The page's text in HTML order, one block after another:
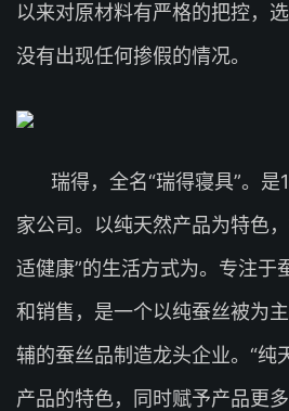
以来对原材料有严格的把控，
没有出现任何掺假的情况。
瑞得，全名“瑞得寝具”。
家公司。以纯天然产品为特色
适健康”的生活方式为。专注于
和销售，是一个以纯蚕丝被为
辅的蚕丝品制造龙头企业。“纯
产品的特色，同时赋予产品更